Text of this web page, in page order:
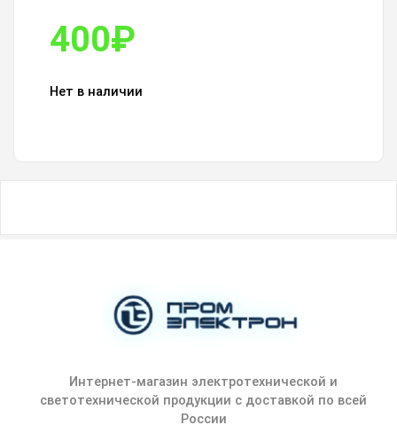
400₽
Нет в наличии
Интернет-магазин электротехнической и
светотехнической продукции с доставкой по всей
России